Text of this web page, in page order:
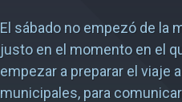
El sábado no empezó de la
justo en el momento en el
empezar a preparar el viaje
municipales, para